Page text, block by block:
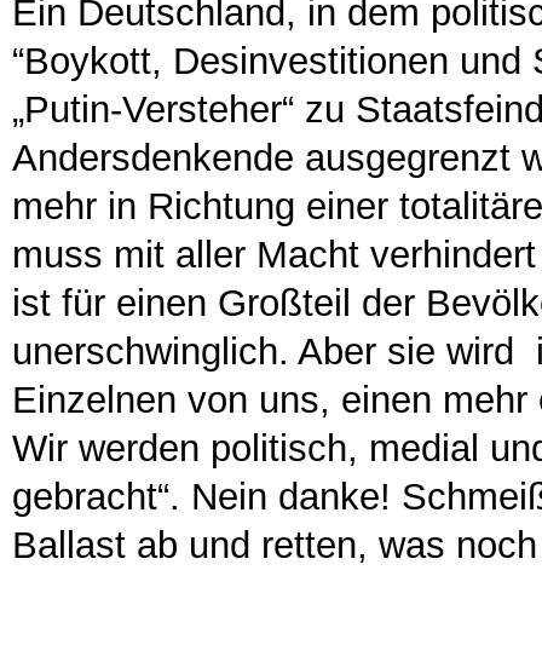
Ein Deutschland, in dem
“Boykott, Desinvestitionen und
„Putin-Versteher“ zu
Andersdenkende ausgegrenzt
mehr in Richtung einer
muss mit aller Macht
ist für einen Großteil der
unerschwinglich. Aber sie wird
Einzelnen von uns, einen
Wir werden politisch, medial
gebracht“. Nein danke!
Ballast ab und retten, was